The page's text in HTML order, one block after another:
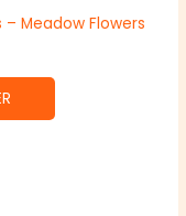
Meadow Flowers